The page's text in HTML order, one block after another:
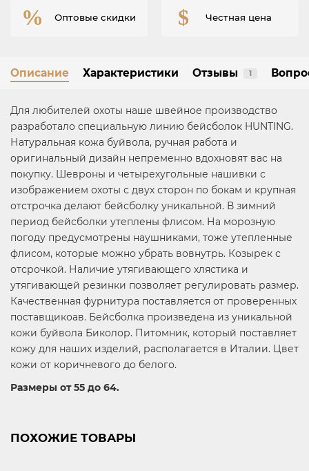
Оптовые скидки Честная цена
Описание Характеристики Отзывы 1
Для любителей охоты наше швейное производство
разработало специальную линию бейсболок HUNTING.
Натуральная кожа буйвола, ручная работа и
оригинальный дизайн непременно вдохновят вас на
покупку. Шевроны и четырехугольные нашивки с
изображением охоты с двух сторон по бокам и крупная
отстрочка делают бейсболку уникальной. В зимний
период бейсболки утеплены флисом. На морозную
погоду предусмотрены наушниками, тоже утепленные
флисом, которые можно убрать вовнутрь. Козырек с
отсрочкой. Наличие утягивающего хлястика и
утягивающей резинки позволяет регулировать размер.
Качественная фурнитура поставляется от проверенных
поставщикоав. Бейсболка произведена из уникальной
кожи буйвола Биколор. Питомник, который поставляет
кожу для наших изделий, располагается в Италии. Цвет
кожи от коричневого до белого.
Размеры от 55 до 64.
ПОХОЖИЕ ТОВАРЫ